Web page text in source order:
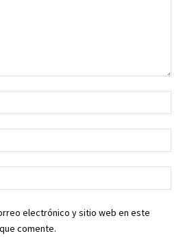
electrónico y sitio web en este
comente.